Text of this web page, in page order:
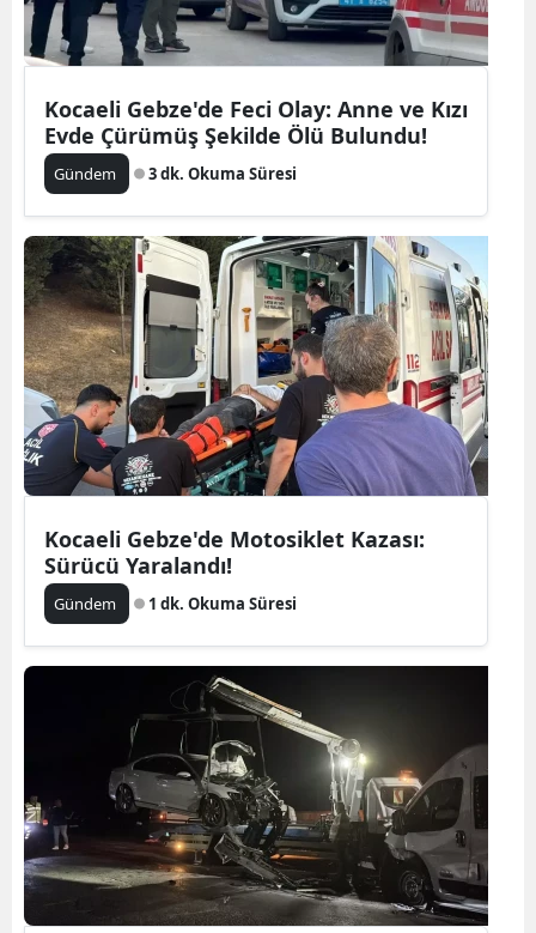
Kocaeli Gebze'de Feci Olay: Anne ve Kızı
Evde Çürümüş Şekilde Ölü Bulundu!
Gündem 3 dk. Okuma Süresi
Kocaeli Gebze'de Motosiklet Kazası:
Sürücü Yaralandı!
Gündem 1 dk. Okuma Süresi